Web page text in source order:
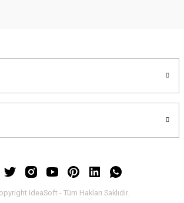
IdeaSoft - Tüm Hakları Saklıdır.